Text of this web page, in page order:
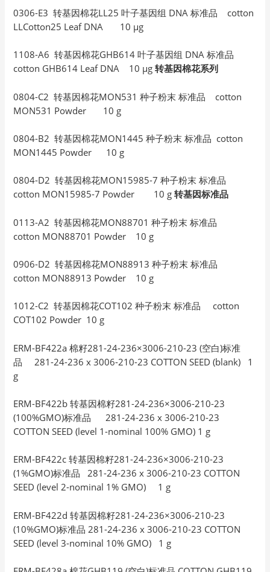
0306-E3 转基因棉花LL25 叶子基因组 DNA 标准品 cotton
LLCotton25 Leaf DNA 10 µg
1108-A6 转基因棉花GHB614 叶子基因组 DNA 标准品
cotton GHB614 Leaf DNA 10 µg转基因棉花系列
0804-C2 转基因棉花MON531 种子粉末 标准品 cotton
MON531 Powder 10 g
0804-B2 转基因棉花MON1445 种子粉末 标准品 cotton
MON1445 Powder 10 g
0804-D2 转基因棉花MON15985-7 种子粉末 标准品
cotton MON15985-7 Powder 10 g转基因标准品
0113-A2 转基因棉花MON88701 种子粉末 标准品
cotton MON88701 Powder 10 g
0906-D2 转基因棉花MON88913 种子粉末 标准品
cotton MON88913 Powder 10 g
1012-C2 转基因棉花COT102 种子粉末 标准品 cotton
COT102 Powder 10 g
ERM-BF422a 棉籽281-24-236×3006-210-23 (空白)标准
品 281-24-236 x 3006-210-23 COTTON SEED (blank) 1
g
ERM-BF422b 转基因棉籽281-24-236×3006-210-23
(100%GMO)标准品 281-24-236 x 3006-210-23
COTTON SEED (level 1-nominal 100% GMO) 1 g
ERM-BF422c 转基因棉籽281-24-236×3006-210-23
(1%GMO)标准品 281-24-236 x 3006-210-23 COTTON
SEED (level 2-nominal 1% GMO) 1 g
ERM-BF422d 转基因棉籽281-24-236×3006-210-23
(10%GMO)标准品 281-24-236 x 3006-210-23 COTTON
SEED (level 3-nominal 10% GMO) 1 g